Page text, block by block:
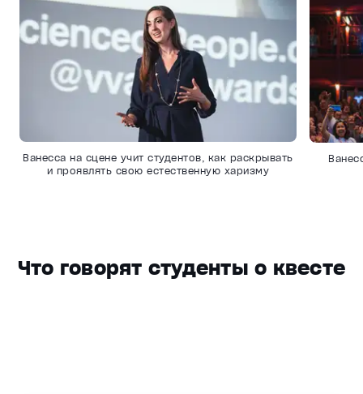
Ванесса на сцене учит студентов, как раскрывать
и проявлять свою естественную харизму
Что говорят студенты о квесте